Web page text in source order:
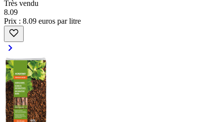
Très vendu
8.09
Prix : 8.09 euros par litre